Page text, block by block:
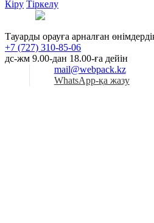
Кіру Тіркелу
Тауарды орауға арналған
+7 (727) 310-85-06
дс-жм 9.00-дан 18.00-ға дейін
mail@webpack.kz
WhatsApp-қа жазу